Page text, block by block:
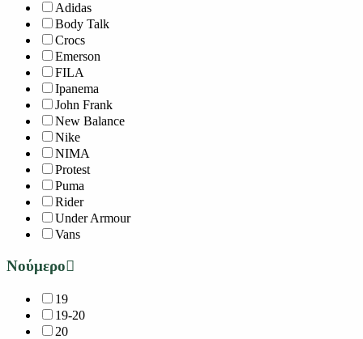
Adidas
Body Talk
Crocs
Emerson
FILA
Ipanema
John Frank
New Balance
Nike
NIMA
Protest
Puma
Rider
Under Armour
Vans
Νούμερο
19
19-20
20